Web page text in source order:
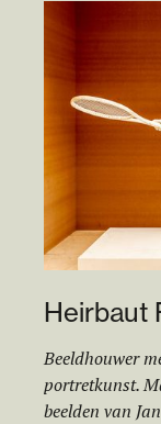
Heirbaut
Beeldhouwer
portretkunst.
beelden van